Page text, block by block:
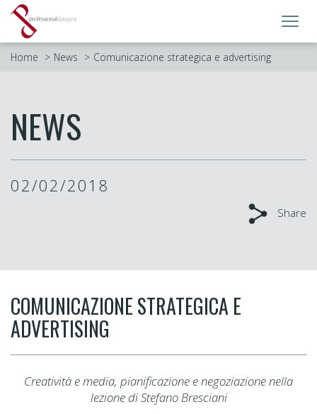
Home News Comunicazione strategica e advertising
NEWS
02/02/2018
Share
COMUNICAZIONE STRATEGICA E
ADVERTISING
Creatività e media, pianificazione e negoziazione nella
lezione di Stefano Bresciani